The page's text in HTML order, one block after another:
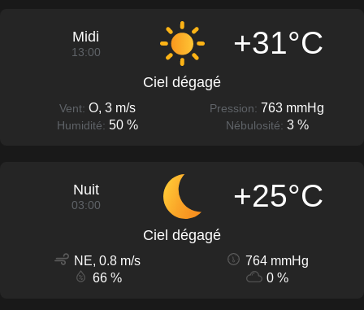
Midi
13:00 +31°C
Ciel dégagé
Vent: O, 3 m/s Pression: 763 mmHg
Humidité: 50 % Nébulosité: 3 %
Nuit
03:00 +25°C
Ciel dégagé
NE, 0.8 m/s
764 mmHg
66 %
0 %